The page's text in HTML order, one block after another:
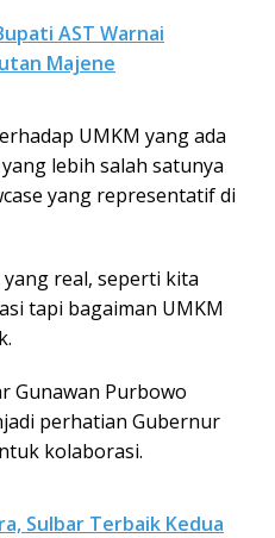
AST Warnai
Majene
UMKM yang ada
lebih salah satunya
yang representatif di
yang real, seperti kita
tapi bagaiman UMKM
Gunawan Purbowo
perhatian Gubernur
kolaborasi.
Sulbar Terbaik Kedua